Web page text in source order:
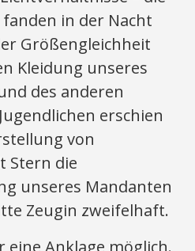
in der Nacht
Größengleichheit
Kleidung unseres
des anderen
erschien
von
Stern die
unseres Mandanten
Zeugin zweifelhaft.
eine Anklage möglich.